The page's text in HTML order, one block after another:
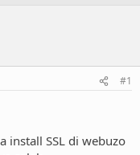
#1
install SSL di webuzo